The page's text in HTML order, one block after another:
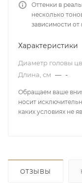
Оттенки в
несколько
зависимости от
Характеристики
Диаметр головы
Длина, см — -
Обращаем ваше
носит
каких условиях не
ОТЗЫВЫ